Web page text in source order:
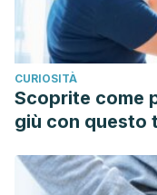
randomised
study.
Journal of
Agriculture
Mayo Clinic.
es/diseases-
20354931
Mayo Clinic.
piel sana. https://
CURIOSITÀ
Scoprite come
giù con questo